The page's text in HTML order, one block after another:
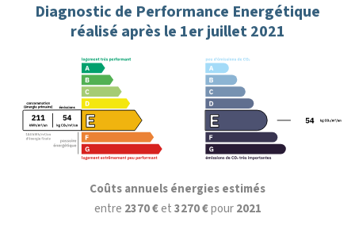
Diagnostic de Performance Energétique
réalisé après le 1er juillet 2021
Coûts annuels énergies estimés
entre 2370 €et3270 €pour2021